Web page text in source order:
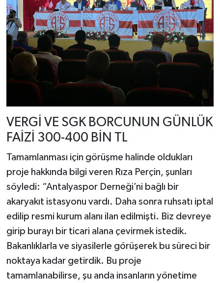
VERGİ VE SGK BORCUNUN GÜNLÜK
FAİZİ 300-400 BİN TL
Tamamlanması için görüşme halinde oldukları
proje hakkında bilgi veren Rıza Perçin, şunları
söyledi: “Antalyaspor Derneği’ni bağlı bir
akaryakıt istasyonu vardı. Daha sonra ruhsatı iptal
edilip resmi kurum alanı ilan edilmişti. Biz devreye
girip burayı bir ticari alana çevirmek istedik.
Bakanlıklarla ve siyasilerle görüşerek bu süreci bir
noktaya kadar getirdik. Bu proje
tamamlanabilirse, şu anda insanların yönetime